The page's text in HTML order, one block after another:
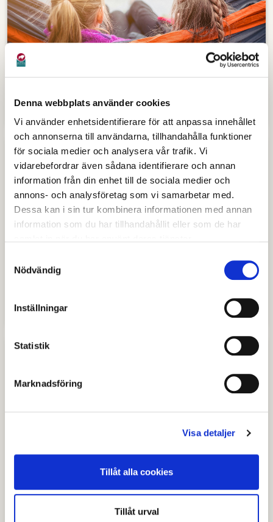
Denna webbplats använder cookies
Vi använder enhetsidentifierare för att anpassa innehållet
och annonserna till användarna, tillhandahålla funktioner
för sociala medier och analysera vår trafik. Vi
vidarebefordrar även sådana identifierare och annan
information från din enhet till de sociala medier och
annons- och analysföretag som vi samarbetar med.
Dessa kan i sin tur kombinera informationen med annan
information som du har tillhandahållit eller som de har
Nödvändig
Inställningar
Statistik
Marknadsföring
Visa detaljer
Tillåt alla cookies
Tillåt urval
Kultur och Fritid föreningsbidrag
Lokaler och idrottsanläggningar
Omsorgsstyrelsens föreningsbidrag